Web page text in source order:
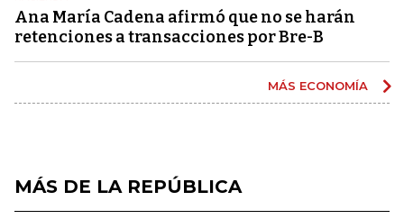
Ana María Cadena afirmó que no se harán
retenciones a transacciones por Bre-B
MÁS ECONOMÍA
MÁS DE LA REPÚBLICA